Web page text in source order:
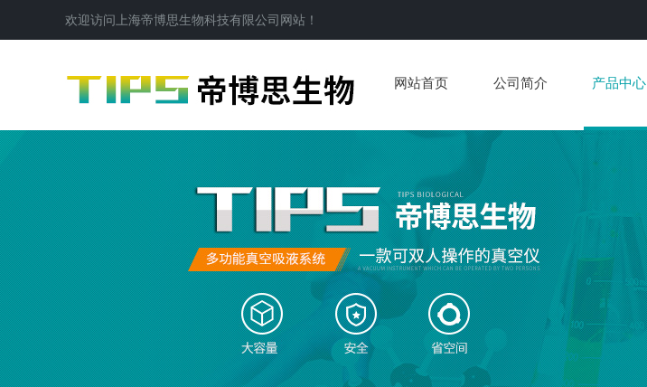
欢迎访问 上海帝博思生物科技有限公司 网站！
网站首页 公司简介 产品中心